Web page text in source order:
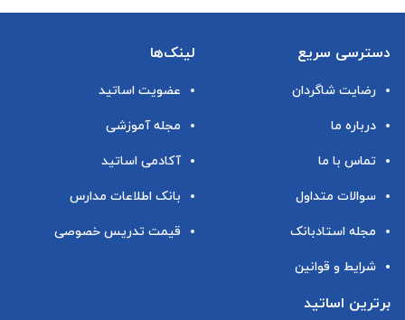
دسترسی سریع
رضایت شاگردان
درباره ما
تماس با ما
سوالات متداول
مجله استادبانک
شرایط و قوانین
لینک‌ها
عضویت اساتید
مجله آموزشی
آکادمی اساتید
بانک اطلاعات مدارس
قیمت تدریس خصوصی
برترین اساتید